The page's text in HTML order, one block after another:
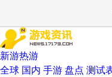
新游热游
全球 国内 手游 盘点 测试